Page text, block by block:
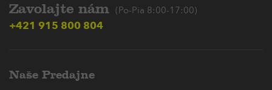
Zavolajte nám (Po-Pia 8:00-17:00)
+421 915 800 804
Naše Predajne